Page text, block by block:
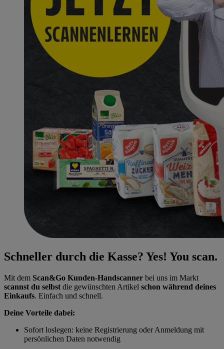
Schneller durch die Kasse? Yes! You scan.
Mit dem Scan&Go Kunden-Handscanner bei uns im Markt
scannst du selbst die gewünschten Artikel schon während deines
Einkaufs. Einfach und schnell.
Deine Vorteile dabei:
Sofort loslegen: keine Registrierung oder Anmeldung mit
persönlichen Daten notwendig